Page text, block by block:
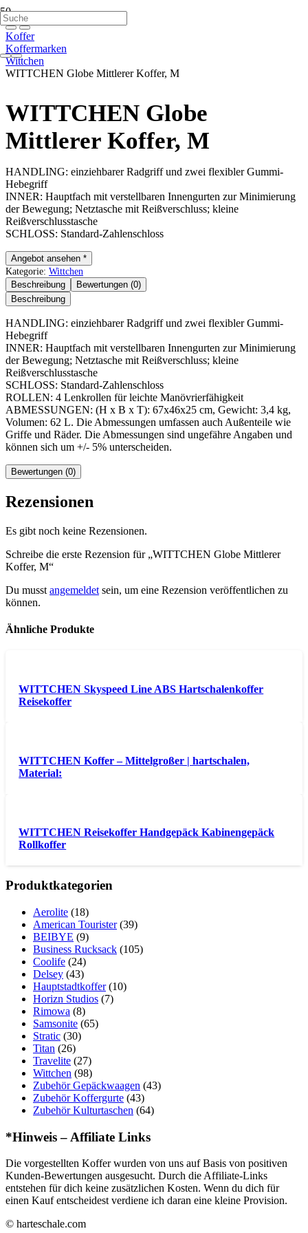
Koffer
Koffermarken
Wittchen
WITTCHEN Globe Mittlerer Koffer, M
WITTCHEN Globe
Mittlerer Koffer, M
HANDLING: einziehbarer Radgriff und zwei flexibler Gummi-
Hebegriff
INNER: Hauptfach mit verstellbaren Innengurten zur Minimierung
der Bewegung; Netztasche mit Reißverschluss; kleine
Reißverschlusstasche
SCHLOSS: Standard-Zahlenschloss
Angebot ansehen *
Kategorie: Wittchen
Beschreibung
Bewertungen (0)
Beschreibung
HANDLING: einziehbarer Radgriff und zwei flexibler Gummi-
Hebegriff
INNER: Hauptfach mit verstellbaren Innengurten zur Minimierung
der Bewegung; Netztasche mit Reißverschluss; kleine
Reißverschlusstasche
SCHLOSS: Standard-Zahlenschloss
ROLLEN: 4 Lenkrollen für leichte Manövrierfähigkeit
ABMESSUNGEN: (H x B x T): 67x46x25 cm, Gewicht: 3,4 kg,
Volumen: 62 L. Die Abmessungen umfassen auch Außenteile wie
Griffe und Räder. Die Abmessungen sind ungefähre Angaben und
können sich um +/- 5% unterscheiden.
Bewertungen (0)
Rezensionen
Es gibt noch keine Rezensionen.
Schreibe die erste Rezension für „WITTCHEN Globe Mittlerer
Koffer, M“
Du musst angemeldet sein, um eine Rezension veröffentlichen zu
können.
Ähnliche Produkte
WITTCHEN Skyspeed Line ABS Hartschalenkoffer
Reisekoffer
WITTCHEN Koffer – Mittelgroßer | hartschalen,
Material:
WITTCHEN Reisekoffer Handgepäck Kabinengepäck
Rollkoffer
Produktkategorien
Aerolite (18)
American Tourister (39)
BEIBYE (9)
Business Rucksack (105)
Coolife (24)
Delsey (43)
Hauptstadtkoffer (10)
Horizn Studios (7)
Rimowa (8)
Samsonite (65)
Stratic (30)
Titan (26)
Travelite (27)
Wittchen (98)
Zubehör Gepäckwaagen (43)
Zubehör Koffergurte (43)
Zubehör Kulturtaschen (64)
*Hinweis – Affiliate Links
Die vorgestellten Koffer wurden von uns auf Basis von positiven
Kunden-Bewertungen ausgesucht. Durch die Affiliate-Links
entstehen für dich keine zusätzlichen Kosten. Wenn du dich für
einen Kauf entscheidest verdiene ich daran eine kleine Provision.
© harteschale.com